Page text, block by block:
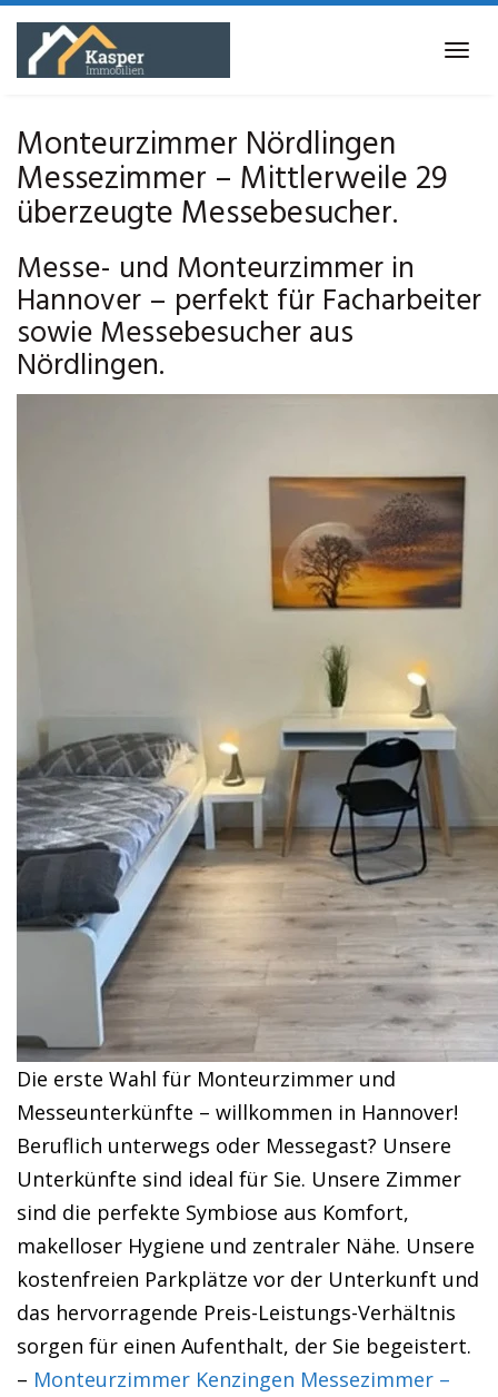
Skip
main
Monteurzimmer Nördlingen
Messezimmer – Mittlerweile 29
überzeugte Messebesucher.
Messe- und Monteurzimmer in
Hannover – perfekt für Facharbeiter
sowie Messebesucher aus
Nördlingen.
Die erste Wahl für Monteurzimmer und
Messeunterkünfte – willkommen in Hannover!
Beruflich unterwegs oder Messegast? Unsere
Unterkünfte sind ideal für Sie. Unsere Zimmer
sind die perfekte Symbiose aus Komfort,
makelloser Hygiene und zentraler Nähe. Unsere
kostenfreien Parkplätze vor der Unterkunft und
das hervorragende Preis-Leistungs-Verhältnis
sorgen für einen Aufenthalt, der Sie begeistert.
– Monteurzimmer Kenzingen Messezimmer –